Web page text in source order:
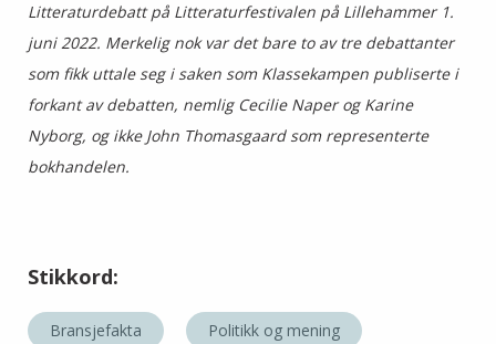
Litteraturdebatt på Litteraturfestivalen på Lillehammer 1.
juni 2022. Merkelig nok var det bare to av tre debattanter
som fikk uttale seg i saken som Klassekampen publiserte i
forkant av debatten, nemlig Cecilie Naper og Karine
Nyborg, og ikke John Thomasgaard som representerte
bokhandelen.
Stikkord:
Bransjefakta Politikk og mening